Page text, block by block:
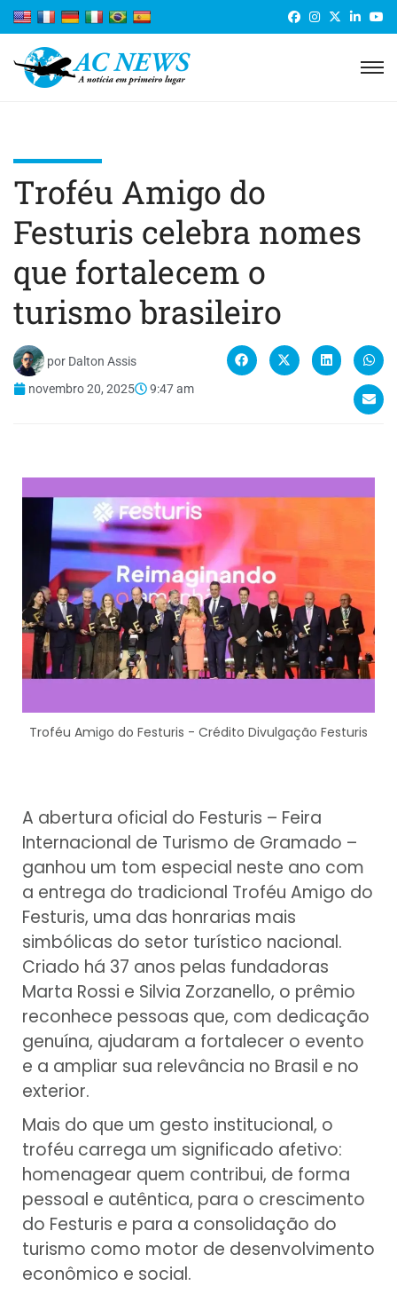
Troféu Amigo do
Festuris celebra nomes
que fortalecem o
turismo brasileiro
por Dalton Assis
novembro 20, 2025
9:47 am
Troféu Amigo do Festuris - Crédito Divulgação Festuris
A abertura oficial do Festuris – Feira
Internacional de Turismo de Gramado –
ganhou um tom especial neste ano com
a entrega do tradicional Troféu Amigo do
Festuris, uma das honrarias mais
simbólicas do setor turístico nacional.
Criado há 37 anos pelas fundadoras
Marta Rossi e Silvia Zorzanello, o prêmio
reconhece pessoas que, com dedicação
genuína, ajudaram a fortalecer o evento
e a ampliar sua relevância no Brasil e no
exterior.
Mais do que um gesto institucional, o
troféu carrega um significado afetivo:
homenagear quem contribui, de forma
pessoal e autêntica, para o crescimento
do Festuris e para a consolidação do
turismo como motor de desenvolvimento
econômico e social.